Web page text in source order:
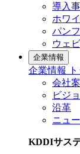
導入
ホワ
パン
ウェ
企業情報
企業情報
会社
ビジ
沿革
ニュ
KDDIサス